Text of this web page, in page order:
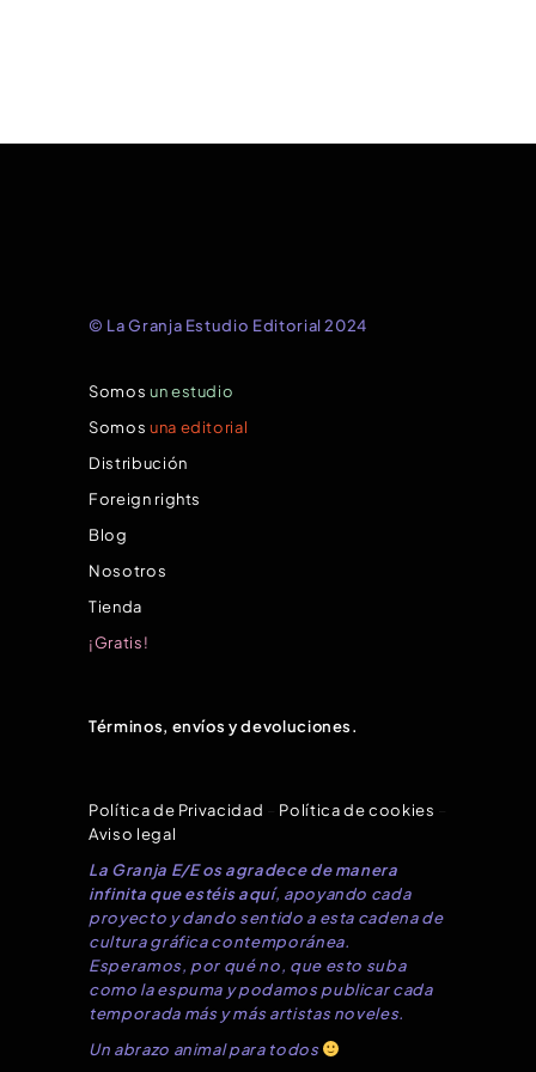
© La Granja Estudio Editorial 2024
Somos un estudio
Somos una editorial
Distribución
Foreign rights
Blog
Nosotros
Tienda
¡Gratis!
Términos, envíos y devoluciones.
Política de Privacidad Política de cookies
Aviso legal
La Granja E/E os agradece de manera
infinita que estéis aquí, apoyando cada
proyecto y dando sentido a esta cadena de
cultura gráfica contemporánea.
Esperamos, por qué no, que esto suba
como la espuma y podamos publicar cada
temporada más y más artistas noveles.
Un abrazo animal para todos